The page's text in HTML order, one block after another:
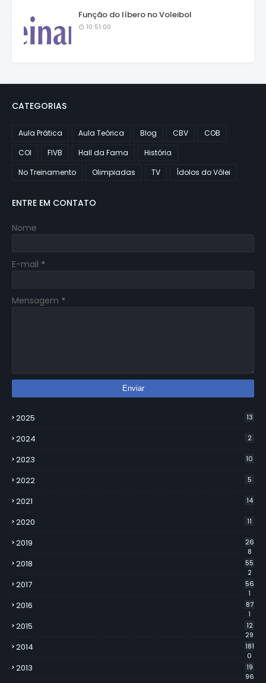
Função do líbero no Voleibol
10:51:00
CATEGORIAS
Aula Prática Aula Teórica Blog CBV
COB
COI
FIVB Hall da Fama
História
No Treinamento
Olimpiadas TV Ídolos do Vôlei
ENTRE EM CONTATO
Nome
E-mail *
Mensagem *
2025 13
2024 2
2023 10
2022 5
2021 14
2020 11
2019
26
8
2018
55
2
2017
56
1
2016
87
1
2015
12
29
2014
181
0
2013
19
96